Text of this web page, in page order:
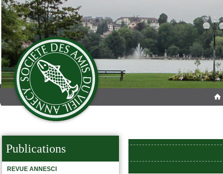
Publications
REVUE ANNESCI